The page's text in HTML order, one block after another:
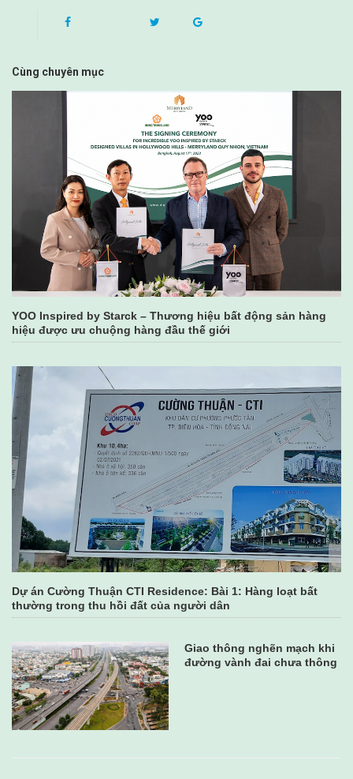
Cùng chuyên mục
YOO Inspired by Starck – Thương hiệu bất động sản hàng
hiệu được ưu chuộng hàng đầu thế giới
Dự án Cường Thuận CTI Residence: Bài 1: Hàng loạt bất
thường trong thu hồi đất của người dân
Giao thông nghẽn mạch khi
đường vành đai chưa thông